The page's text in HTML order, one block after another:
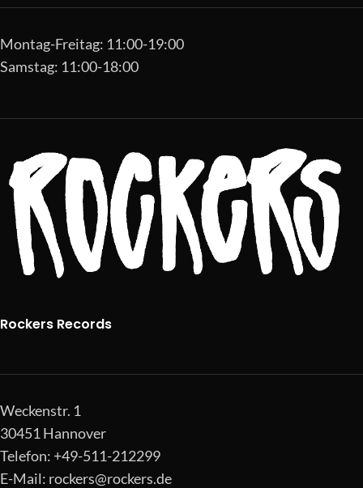
Montag-Freitag: 11:00-19:00
Samstag: 11:00-18:00
Rockers Records
Weckenstr. 1
30451 Hannover
Telefon: +49-511-212299
E-Mail: rockers@rockers.de